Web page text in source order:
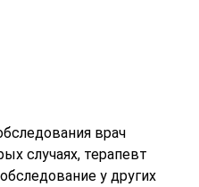
врач
случаях, терапевт
у других